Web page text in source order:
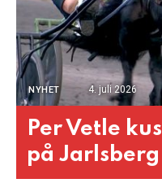
NYHET 4. juli 2026
Per Vetle
på